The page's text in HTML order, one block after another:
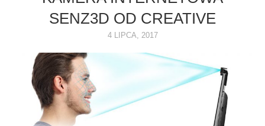
NAPĘDY
OPROGRAMOWANIE
INTERNET
SENZ3D OD CREATIVE
4 LIPCA, 2017